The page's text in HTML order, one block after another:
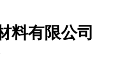
料有限公司